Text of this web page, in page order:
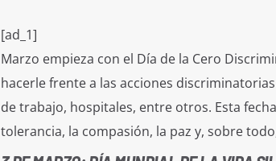
[ad_1]
Marzo empieza con el Día de la Cero
hacerle frente a las acciones
de trabajo, hospitales, entre otros. Esta
tolerancia, la compasión, la paz y, sobre